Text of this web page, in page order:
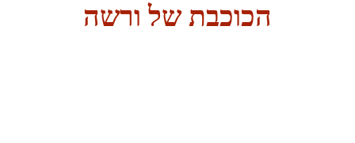
הכוכבת של ורשה